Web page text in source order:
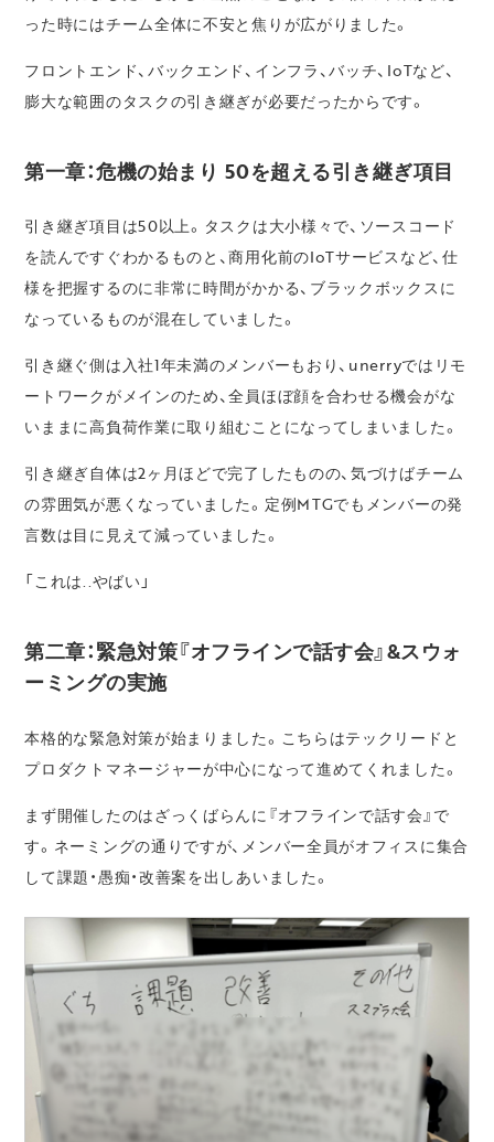
った時にはチーム全体に不安と焦りが広がりました。
フロントエンド、バックエンド、インフラ、バッチ、IoTなど、
膨大な範囲のタスクの引き継ぎが必要だったからです。
第一章：危機の始まり 50を超える引き継ぎ項目
引き継ぎ項目は50以上。タスクは大小様々で、ソースコード
を読んですぐわかるものと、商用化前のIoTサービスなど、仕
様を把握するのに非常に時間がかかる、ブラックボックスに
なっているものが混在していました。
引き継ぐ側は入社1年未満のメンバーもおり、unerryではリモ
ートワークがメインのため、全員ほぼ顔を合わせる機会がな
いままに高負荷作業に取り組むことになってしまいました。
引き継ぎ自体は2ヶ月ほどで完了したものの、気づけばチーム
の雰囲気が悪くなっていました。定例MTGでもメンバーの発
言数は目に見えて減っていました。
「これは..やばい」
第二章：緊急対策『オフラインで話す会』&スウォ
ーミングの実施
本格的な緊急対策が始まりました。こちらはテックリードと
プロダクトマネージャーが中心になって進めてくれました。
まず開催したのはざっくばらんに『オフラインで話す会』で
す。ネーミングの通りですが、メンバー全員がオフィスに集合
して課題・愚痴・改善案を出しあいました。